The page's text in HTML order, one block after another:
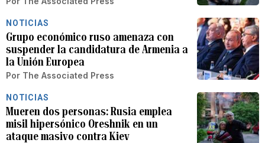
NOTICIAS
Grupo económico ruso amenaza con
suspender la candidatura de Armenia a
la Unión Europea
Por The Associated Press
NOTICIAS
Mueren dos personas: Rusia emplea
misil hipersónico Oreshnik en un
ataque masivo contra Kiev